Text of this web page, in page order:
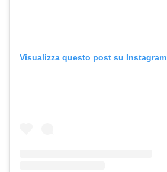
Visualizza questo post su Instagram